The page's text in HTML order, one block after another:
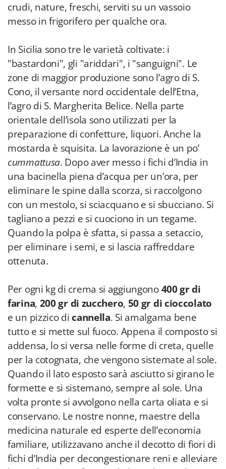
crudi, nature, freschi, serviti su un vassoio
messo in frigorifero per qualche ora.
In Sicilia sono tre le varietà coltivate: i
"bastardoni", gli "ariddari", i "sanguigni". Le
zone di maggior produzione sono l’agro di S.
Cono, il versante nord occidentale dell’Etna,
l’agro di S. Margherita Belice. Nella parte
orientale dell’isola sono utilizzati per la
preparazione di confetture, liquori. Anche la
mostarda è squisita. La lavorazione è un po’
cummattusa. Dopo aver messo i fichi d’India in
una bacinella piena d’acqua per un’ora, per
eliminare le spine dalla scorza, si raccolgono
con un mestolo, si sciacquano e si sbucciano. Si
tagliano a pezzi e si cuociono in un tegame.
Quando la polpa è sfatta, si passa a setaccio,
per eliminare i semi, e si lascia raffreddare
ottenuta.
Per ogni kg di crema si aggiungono400 gr di
farina, 200 gr di zucchero, 50 gr di cioccolato
e un pizzico di cannella. Si amalgama bene
tutto e si mette sul fuoco. Appena il composto si
addensa, lo si versa nelle forme di creta, quelle
per la cotognata, che vengono sistemate al sole.
Quando il lato esposto sarà asciutto si girano le
formette e si sistemano, sempre al sole. Una
volta pronte si avvolgono nella carta oliata e si
conservano. Le nostre nonne, maestre della
medicina naturale ed esperte dell’economia
familiare, utilizzavano anche il decotto di fiori di
fichi d’India per decongestionare reni e alleviare